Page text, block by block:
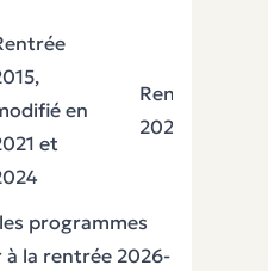
en
et
Rentrée
2027
programmes
la rentrée 2026-